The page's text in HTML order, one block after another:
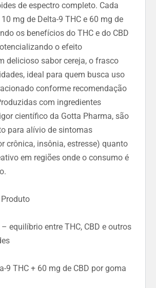
de espectro completo. Cada
mg de Delta-9 THC e 60 mg de
os benefícios do THC e do CBD
o efeito
delicioso sabor cereja, o frasco
ideal para quem busca uso
conforme recomendação
com ingredientes
científico da Gotta Pharma, são
para alívio de sintomas
crônica, insônia, estresse) quanto
em regiões onde o consumo é
equilíbrio entre THC, CBD e outros
9 THC + 60 mg de CBD por goma